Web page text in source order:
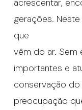
gerações.
que
vêm do ar.
importantes e
conservação do
preocupação